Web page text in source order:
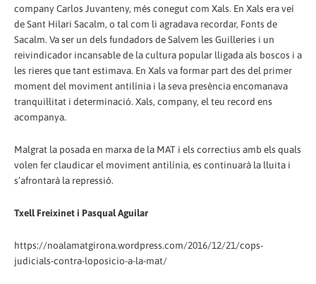
company Carlos Juvanteny, més conegut com Xals. En Xals era veí
de Sant Hilari Sacalm, o tal com li agradava recordar, Fonts de
Sacalm. Va ser un dels fundadors de Salvem les Guilleries i un
reivindicador incansable de la cultura popular lligada als boscos i a
les rieres que tant estimava. En Xals va formar part des del primer
moment del moviment antilínia i la seva presència encomanava
tranquil·litat i determinació. Xals, company, el teu record ens
acompanya.
Malgrat la posada en marxa de la MAT i els correctius amb els quals
volen fer claudicar el moviment antilínia, es continuarà la lluita i
s’afrontarà la repressió.
Txell Freixinet i Pasqual Aguilar
https://noalamatgirona.wordpress.com/2016/12/21/cops-
judicials-contra-loposicio-a-la-mat/